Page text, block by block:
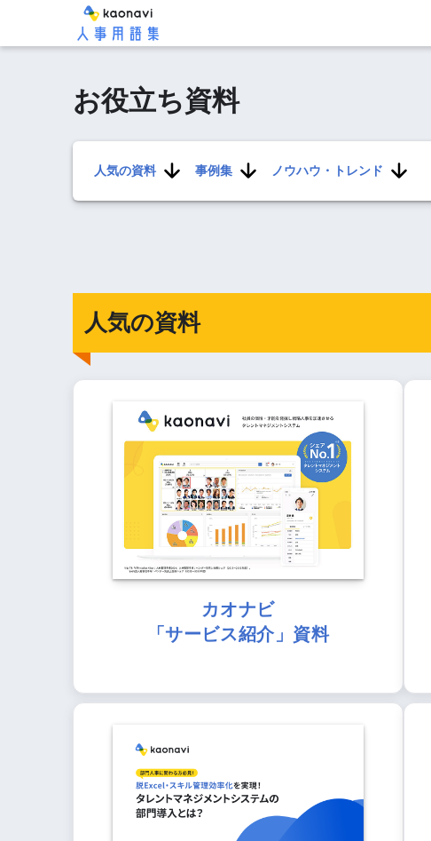
お役立ち資料
人気の資料 事例集 ノウハウ・トレンド
人気の資料
カオナビ
「サービス紹介」資料